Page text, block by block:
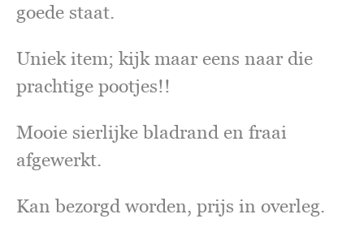
goede staat.
Uniek item; kijk maar eens naar die
prachtige pootjes!!
Mooie sierlijke bladrand en fraai
afgewerkt.
Kan bezorgd worden, prijs in overleg.